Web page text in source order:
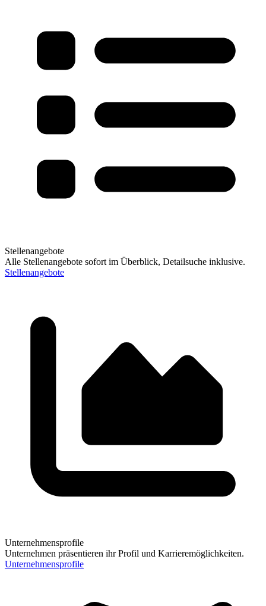
Stellenangebote
Alle Stellenangebote sofort im Überblick, Detailsuche inklusive.
Stellenangebote
Unternehmensprofile
Unternehmen präsentieren ihr Profil und Karrieremöglichkeiten.
Unternehmensprofile